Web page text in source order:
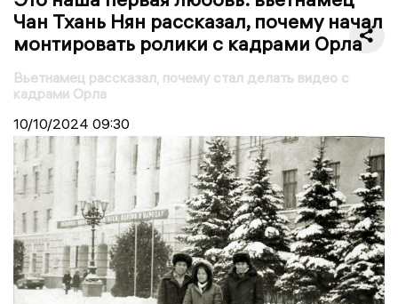
Чан Тхань Нян рассказал, почему начал
монтировать ролики с кадрами Орла
Вьетнамец рассказал, почему стал делать видео с
кадрами Орла
10/10/2024 09:30